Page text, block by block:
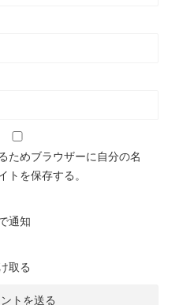
ためブラウザーに自分の名
トを保存する。
通知
取る